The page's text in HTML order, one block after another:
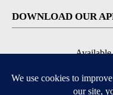
DOWNLOAD OUR